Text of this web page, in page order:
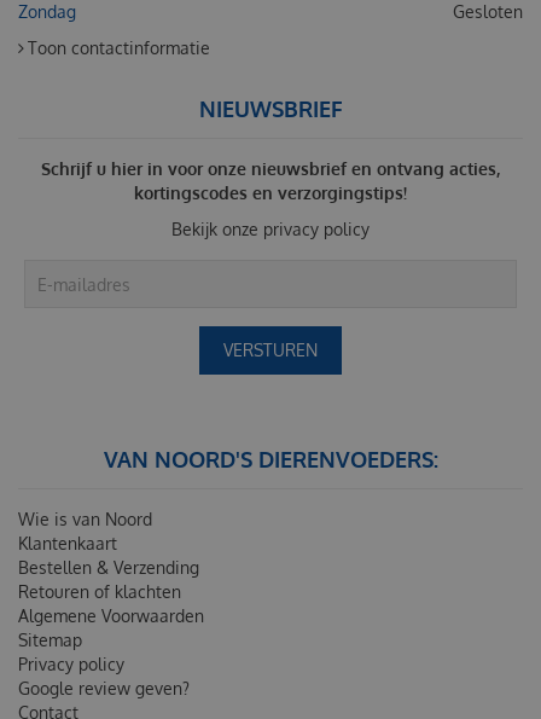
Zondag
Gesloten
Toon contactinformatie
NIEUWSBRIEF
Schrijf u hier in voor onze nieuwsbrief en ontvang acties,
kortingscodes en verzorgingstips!
Bekijk onze privacy policy
VAN NOORD'S DIERENVOEDERS:
Wie is van Noord
Klantenkaart
Bestellen & Verzending
Retouren of klachten
Algemene Voorwaarden
Sitemap
Privacy policy
Google review geven?
Contact